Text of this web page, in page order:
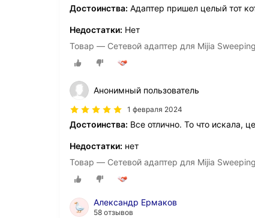
Достоинства: Адаптер пришел целый тот
Недостатки: Нет
Товар — Сетевой адаптер для Mijia
Анонимный пользователь
1 февраля 2024
Достоинства: Все отлично. То что искала,
Недостатки: нет
Товар — Сетевой адаптер для Mijia
Александр Ермаков
58 отзывов